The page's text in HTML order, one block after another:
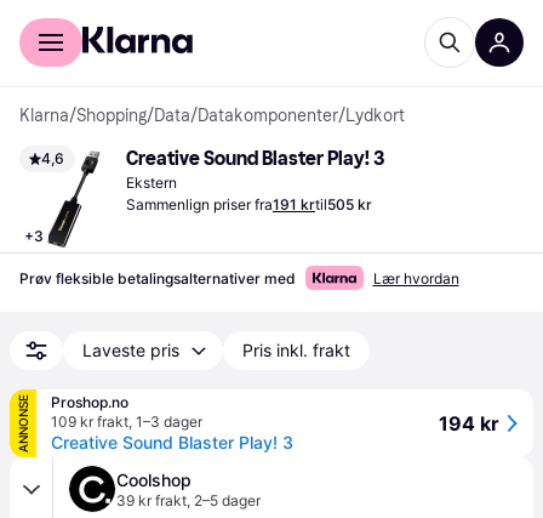
For kunder
Klarna/Shopping/Data/Datakomponenter/Lydkort
4,6
+3
Creative Sound Blaster Play! 3
Ekstern
Sammenlign priser fra191 krtil505 kr
Prøv fleksible betalingsalternativer med Lær hvordan
Laveste pris Pris inkl. frakt
ANNONSE
Proshop.no
109 kr frakt, 1–3 dager
Creative Sound Blaster Play! 3
194 kr
Coolshop
39 kr frakt, 2–5 dager